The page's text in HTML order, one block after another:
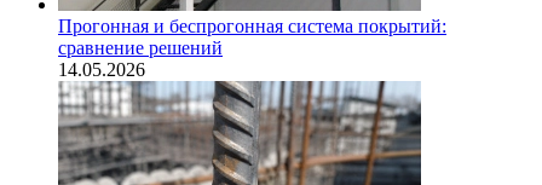
Прогонная и беспрогонная система покрытий:
сравнение решений
14.05.2026